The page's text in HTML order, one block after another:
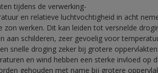
tijdens de verwerking-
en relatieve luchtvochtigheid in acht
zon werken. Dit kan leiden tot versnelde
aan schilderen, zeer gevoelig voor
snelle droging zeker bij grotere oppervlakten.
en wind hebben een sterke invloed
gehouden met name bij grotere